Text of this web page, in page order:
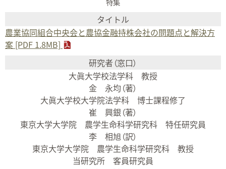
農業協同組合中央会と農協金融持株会社の問題点と解決方
案 [PDF 1.8MB]
大眞大学校法学科 教授
金 永均（著）
大眞大学校大学院法学科 博士課程修了
崔 興銀（著）
東京大学大学院 農学生命科学研究科 特任研究員
李 相旭（訳）
東京大学大学院 農学生命科学研究科 教授
当研究所 客員研究員